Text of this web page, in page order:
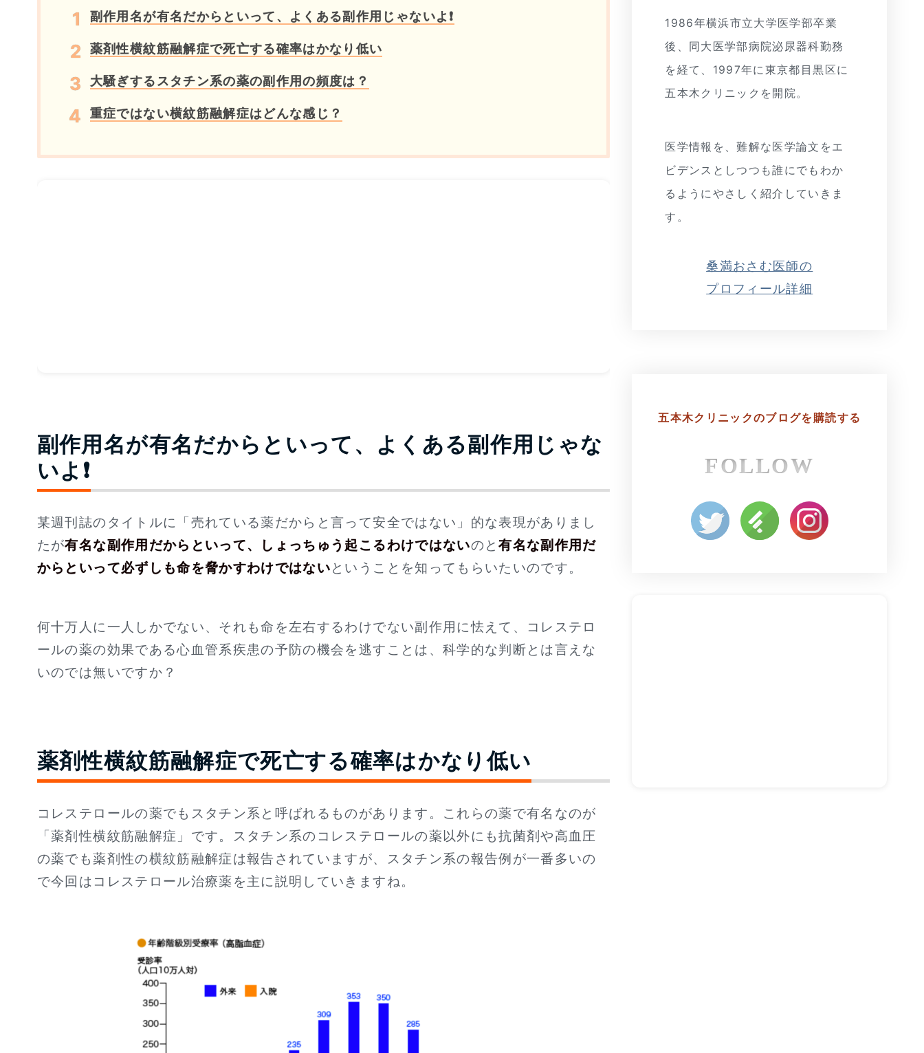
副作用名が有名だからといって、よくある副作用じゃないよ❗
薬剤性横紋筋融解症で死亡する確率はかなり低い
大騒ぎするスタチン系の薬の副作用の頻度は？
重症ではない横紋筋融解症はどんな感じ？
副作用名が有名だからといって、よくある副作用じゃな
いよ❗
某週刊誌のタイトルに「売れている薬だからと言って安全ではない」的な表現がありまし
たが有名な副作用だからといって、しょっちゅう起こるわけではないのと有名な副作用だ
からといって必ずしも命を脅かすわけではないということを知ってもらいたいのです。
何十万人に一人しかでない、それも命を左右するわけでない副作用に怯えて、コレステロ
ールの薬の効果である心血管系疾患の予防の機会を逃すことは、科学的な判断とは言えな
いのでは無いですか？
薬剤性横紋筋融解症で死亡する確率はかなり低い
コレステロールの薬でもスタチン系と呼ばれるものがあります。これらの薬で有名なのが
「薬剤性横紋筋融解症」です。スタチン系のコレステロールの薬以外にも抗菌剤や高血圧
の薬でも薬剤性の横紋筋融解症は報告されていますが、スタチン系の報告例が一番多いの
で今回はコレステロール治療薬を主に説明していきますね。
1986年横浜市立大学医学部卒業
後、同大医学部病院泌尿器科勤務
を経て、1997年に東京都目黒区に
五本木クリニックを開院。
医学情報を、難解な医学論文をエ
ビデンスとしつつも誰にでもわか
るようにやさしく紹介していきま
す。
桑満おさむ医師の
プロフィール詳細
五本木クリニックのブログを購読する
FOLLOW